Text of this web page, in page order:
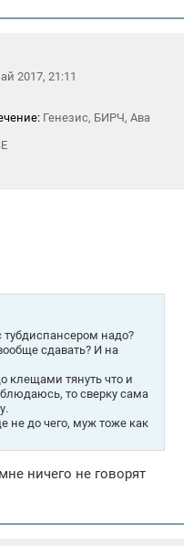
2017, 21:11
Генезис, БИРЧ, Ава
тубдиспансером надо?
сдавать? И на
клещами тянуть что и
то сверку сама
не до чего, муж тоже как
ничего не говорят